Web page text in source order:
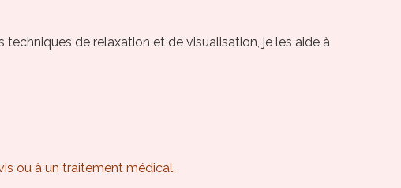
de relaxation et de visualisation, je les aide à
ou à un traitement médical.